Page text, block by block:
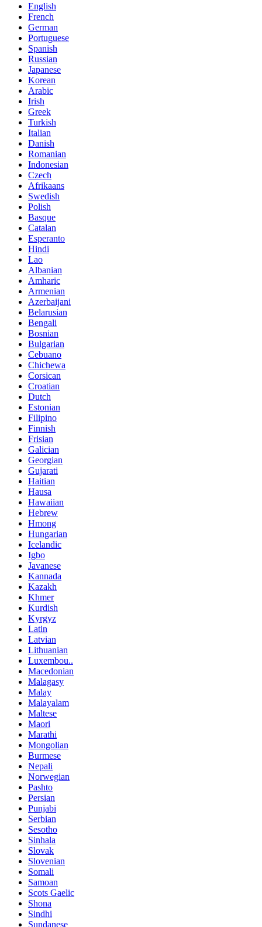
English
French
German
Portuguese
Spanish
Russian
Japanese
Korean
Arabic
Irish
Greek
Turkish
Italian
Danish
Romanian
Indonesian
Czech
Afrikaans
Swedish
Polish
Basque
Catalan
Esperanto
Hindi
Lao
Albanian
Amharic
Armenian
Azerbaijani
Belarusian
Bengali
Bosnian
Bulgarian
Cebuano
Chichewa
Corsican
Croatian
Dutch
Estonian
Filipino
Finnish
Frisian
Galician
Georgian
Gujarati
Haitian
Hausa
Hawaiian
Hebrew
Hmong
Hungarian
Icelandic
Igbo
Javanese
Kannada
Kazakh
Khmer
Kurdish
Kyrgyz
Latin
Latvian
Lithuanian
Luxembou..
Macedonian
Malagasy
Malay
Malayalam
Maltese
Maori
Marathi
Mongolian
Burmese
Nepali
Norwegian
Pashto
Persian
Punjabi
Serbian
Sesotho
Sinhala
Slovak
Slovenian
Somali
Samoan
Scots Gaelic
Shona
Sindhi
Sundanese